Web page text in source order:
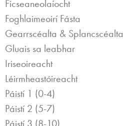
Ficseaneolaíocht
Foghlaimeoirí Fásta
Gearrscéalta & Splancscéalta
Gluais sa leabhar
Iriseoireacht
Léirmheastóireacht
Páistí 1 (0-4)
Páistí 2 (5-7)